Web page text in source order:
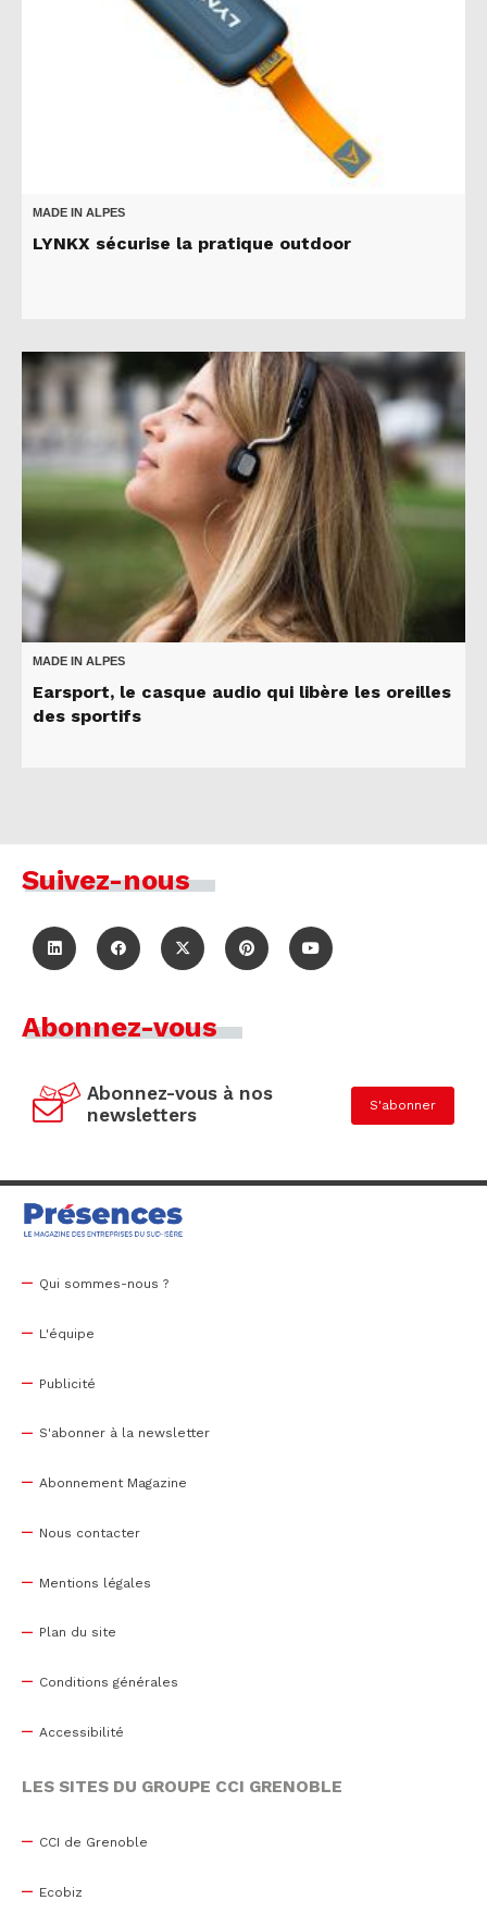
MADE IN ALPES
LYNKX sécurise la pratique outdoor
MADE IN ALPES
Earsport, le casque audio qui libère les oreilles
des sportifs
Suivez-nous
Abonnez-vous
Abonnez-vous à nos
newsletters
S'abonner
Qui sommes-nous ?
L'équipe
Publicité
S'abonner à la newsletter
Abonnement Magazine
Nous contacter
Mentions légales
Plan du site
Conditions générales
Accessibilité
LES SITES DU GROUPE CCI GRENOBLE
CCI de Grenoble
Ecobiz